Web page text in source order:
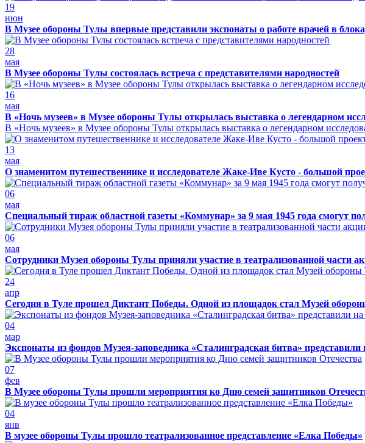
19
июн
В Музее обороны Тулы впервые представили экспонаты о работе врачей в
28
мая
В Музее обороны Тулы состоялась встреча с представителями народностей
16
мая
В «Ночь музеев» в Музее обороны Тулы открылась выставка о легендарном
В «Ночь музеев» в Музее обороны Тулы открылась выставка о легендарном
13
мая
О знаменитом путешественнике и исследователе Жаке-Иве Кусто - большой
06
мая
Специальный тираж областной газеты «Коммунар» за 9 мая 1945 года смогут
06
мая
Сотрудники Музея обороны Тулы приняли участие в театрализованной части
24
апр
Сегодня в Туле прошел Диктант Победы. Одной из площадок стал Музей
04
мар
Экспонаты из фондов Музея-заповедника «Сталинградская битва»
07
фев
В Музее обороны Тулы прошли мероприятия ко Дню семей защитников
04
янв
В музее обороны Тулы прошло театрализованное представление «Елка Победы»